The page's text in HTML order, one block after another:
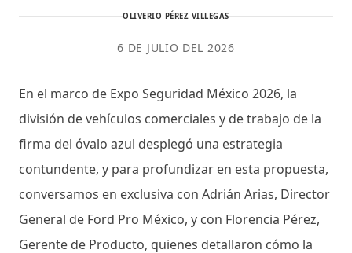
OLIVERIO PÉREZ VILLEGAS
6 DE JULIO DEL 2026
En el marco de Expo Seguridad México 2026, la
división de vehículos comerciales y de trabajo de la
firma del óvalo azul desplegó una estrategia
contundente, y para profundizar en esta propuesta,
conversamos en exclusiva con Adrián Arias, Director
General de Ford Pro México, y con Florencia Pérez,
Gerente de Producto, quienes detallaron cómo la